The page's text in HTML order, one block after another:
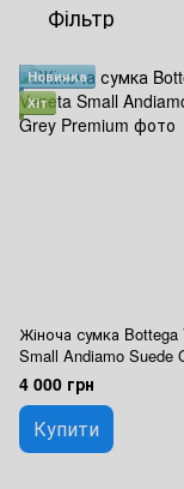
Фільтр
Новинка
Хіт
Жіноча сумка Bottega
Small Andiamo Suede
Premium
4 000 грн
Купити